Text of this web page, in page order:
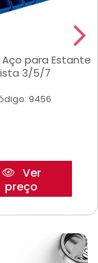
para Estante
3/5/7
9456
Ver
preço